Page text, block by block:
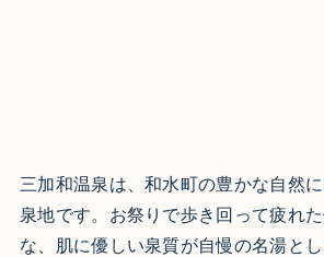
三加和温泉は、和水町の豊かな自然
泉地です。お祭りで歩き回って疲れ
な、肌に優しい泉質が自慢の名湯と